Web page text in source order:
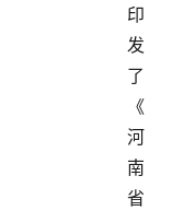
印
发
了
《
河
南
省